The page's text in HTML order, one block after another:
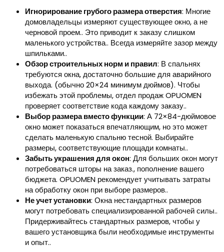
Игнорирование грубого размера отверстия: Многие
домовладельцы измеряют существующее окно, а не
черновой проем.. Это приводит к заказу слишком
маленького устройства.. Всегда измеряйте зазор между
шпильками..
Обзор строительных норм и правил: В спальнях
требуются окна, достаточно большие для аварийного
выхода. (обычно 20×24 минимум дюймов). Чтобы
избежать этой проблемы, отдел продаж OPUOMEN
проверяет соответствие кода каждому заказу..
Выбор размера вместо функции: А 72×84-дюймовое
окно может показаться впечатляющим, но это может
сделать маленькую спальню тесной. Выбирайте
размеры, соответствующие площади комнаты..
Забыть украшения для окон: Для больших окон могут
потребоваться шторы на заказ., пополнение вашего
бюджета. OPUOMEN рекомендует учитывать затраты
на обработку окон при выборе размеров..
Не учет установки: Окна нестандартных размеров
могут потребовать специализированной рабочей силы..
Придерживайтесь стандартных размеров, чтобы у
вашего установщика были необходимые инструменты
и опыт..